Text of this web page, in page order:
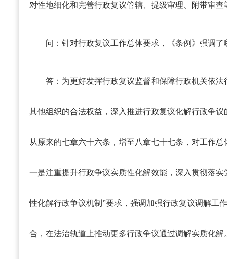
对性地细化和完善行政复议管辖、提级审理、附带审
问：针对行政复议工作总体要求，《条例》强调了
答： 为更好发挥行政复议监督和保障行政机关依
其他组织的合法权益，深入推进行政复议化解行政争
从原来的七章六十六条，增至八章七十七条，对工作
一是注重提升行政争议实质性化解效能，深入贯彻落
性化解行政争议机制”要求，强调加强行政复议调解工
合，在法治轨道上推动更多行政争议通过调解实质化